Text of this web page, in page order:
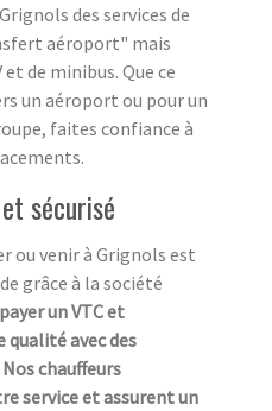
des services de
aéroport" mais
et de minibus. Que ce
un aéroport ou pour un
faites confiance à
sécurisé
ou venir à Grignols est
grâce à la société
payer un VTCet
qualité avec des
chauffeurs
service et assurent un